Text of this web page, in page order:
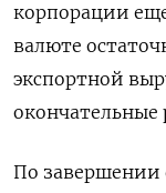
корпорации
валюте
экспортной
окончательные
По завершении